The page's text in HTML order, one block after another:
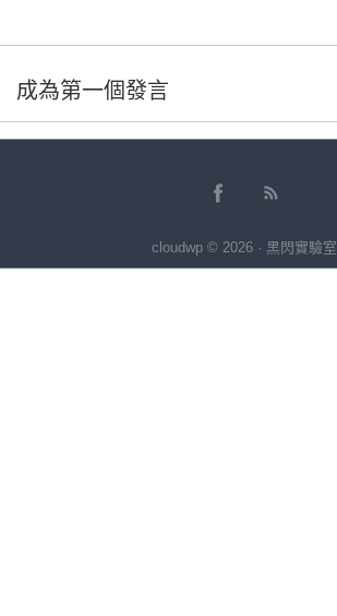
成為第一個發言
cloudwp © 2026 · 黑閃實驗室